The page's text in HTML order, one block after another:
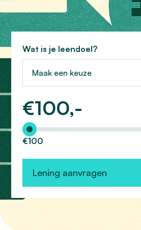
Wat is je leendoel?
Maak een keuze
€100,-
Hoeveel wilt u lenen?
€100
Lening aanvragen